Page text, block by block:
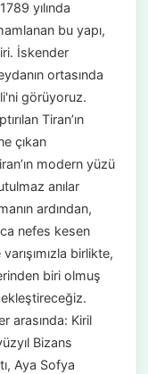
yılında
bu yapı,
İskender
ortasında
görüyoruz.
Tiran’ın
çıkan
modern yüzü
anılar
ardından,
nefes kesen
birlikte,
biri olmuş
arasında: Kiril
Bizans
Aya Sofya